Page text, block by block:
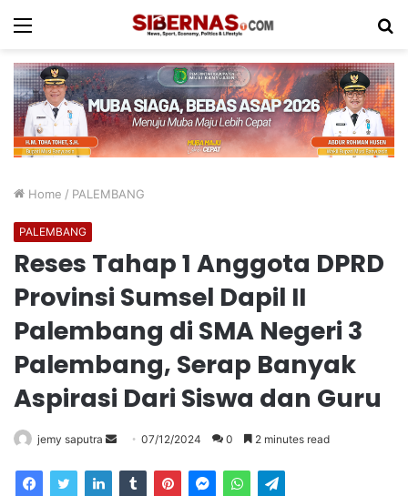
Menu
Home / PALEMBANG
PALEMBANG
Reses Tahap 1 Anggota DPRD
Provinsi Sumsel Dapil II
Palembang di SMA Negeri 3
Palembang, Serap Banyak
Aspirasi Dari Siswa dan Guru
jemy saputra
Send
email
07/12/2024 0 2 minutes read